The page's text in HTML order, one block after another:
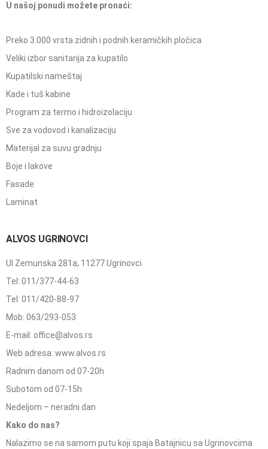
U našoj ponudi možete pronaći:
Preko 3.000 vrsta zidnih i podnih keramičkih pločica
Veliki izbor sanitarija za kupatilo
Kupatilski nameštaj
Kade i tuš kabine
Program za termo i hidroizolaciju
Sve za vodovod i kanalizaciju
Materijal za suvu gradnju
Boje i lakove
Fasade
Laminat
ALVOS UGRINOVCI
Ul Zemunska 281a, 11277 Ugrinovci
Tel: 011/377-44-63
Tel: 011/420-88-97
Mob: 063/293-053
E-mail: office@alvos.rs
Web adresa: www.alvos.rs
Radnim danom od 07-20h
Subotom od 07-15h
Nedeljom – neradni dan
Kako do nas?
Nalazimo se na samom putu koji spaja Batajnicu sa Ugrinovcima